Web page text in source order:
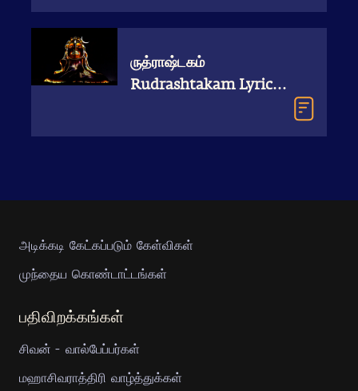
மாற்றுவது எது?
ருத்ராஷ்டகம்
Rudrashtakam Lyrics,
அடிக்கடி கேட்கப்படும் கேள்விகள்
முந்தைய கொண்டாட்டங்கள்
பதிவிறக்கங்கள்
சிவன் - வால்பேப்பர்கள்
மஹாசிவராத்திரி வாழ்த்துக்கள்